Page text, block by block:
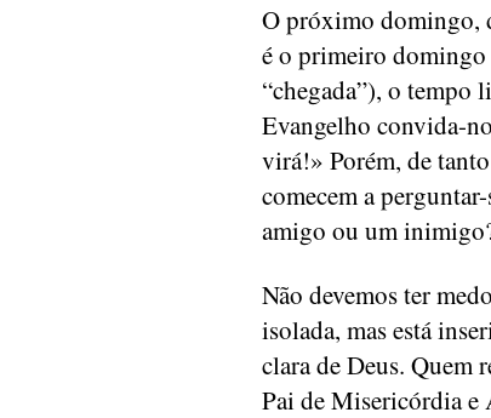
O próximo domingo,
é o primeiro
“chegada”), o tempo
Evangelho convida-
virá!» Porém, de
comecem a
amigo ou um
Não devemos ter
isolada, mas está
clara de Deus. Quem
Pai de Misericórdia